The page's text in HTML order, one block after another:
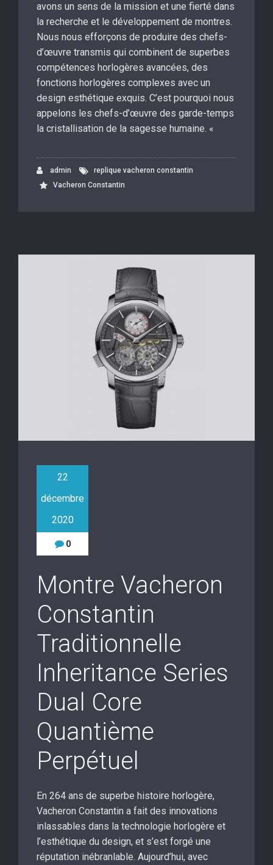
avons un sens de la mission et une fierté dans
la recherche et le développement de montres.
Nous nous efforçons de produire des chefs-
d’œuvre transmis qui combinent de superbes
compétences horlogères avancées, des
fonctions horlogères complexes avec un
design esthétique exquis. C’est pourquoi nous
appelons les chefs-d’œuvre des garde-temps
la cristallisation de la sagesse humaine. «
admin
replique vacheron constantin
Vacheron Constantin
22
décembre
2020
0
Montre Vacheron
Constantin
Traditionnelle
Inheritance Series
Dual Core
Quantième
Perpétuel
En 264 ans de superbe histoire horlogère,
Vacheron Constantin a fait des innovations
inlassables dans la technologie horlogère et
l’esthétique du design, et s’est forgé une
réputation inébranlable. Aujourd’hui, avec